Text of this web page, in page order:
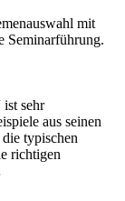
mit
Seminarführung.
ist sehr
aus seinen
typischen
richtigen